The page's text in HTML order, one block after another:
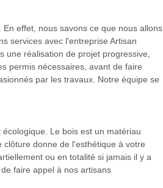
effet, nous savons ce que nous allons
services avec l'entreprise Artisan
une réalisation de projet progressive,
permis nécessaires, avant de faire
par les travaux. Notre équipe se
Le bois est un matériau
donne de l'esthétique à votre
ou en totalité si jamais il y a
faire appel à nos artisans